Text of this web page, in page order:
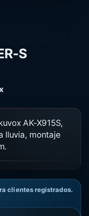
S
AK-X915S,
lluvia, montaje
clientes registrados.